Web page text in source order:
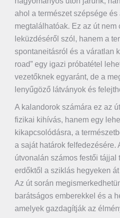
ahol a természet szépsége
megtalálhatóak. Ez az út nem
leküzdéséről szól, hanem a
spontaneitásról és a váratlan
road” egy igazi próbatétel
vezetőknek egyaránt, de a
lenyűgöző látványok és
A kalandorok számára ez az
fizikai kihívás, hanem egy
kikapcsolódásra, a
a saját határok felfedezésére.
útvonalán számos festői tájjal
erdőktől a sziklás hegyeken
Az út során
barátságos emberekkel és a
amelyek gazdagítják az